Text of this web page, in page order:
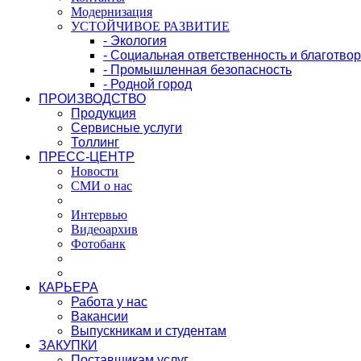
Модернизация
УСТОЙЧИВОЕ РАЗВИТИЕ
- Экология
- Социальная ответственность и
- Промышленная безопасность
- Родной город
ПРОИЗВОДСТВО
Продукция
Сервисные услуги
Толлинг
ПРЕСС-ЦЕНТР
Новости
СМИ о нас
Интервью
Видеоархив
Фотобанк
КАРЬЕРА
Работа у нас
Вакансии
Выпускникам и студентам
ЗАКУПКИ